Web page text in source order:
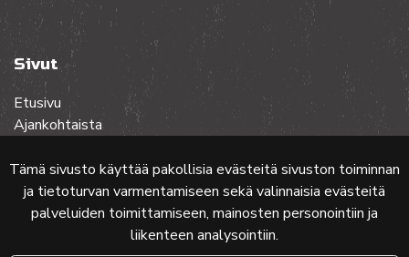
Tämä sivusto käyttää pakollisia evästeitä sivuston toiminnan
ja tietoturvan varmentamiseen sekä valinnaisia evästeitä
palveluiden toimittamiseen, mainosten personointiin ja
liikenteen analysointiin.
Sivut
Etusivu
Ajankohtaista
Lehdet
Yhteistyössä
Ota yhteyttä
Etusivun karttakuva: MML (Nimeä CC 4.0, muokattu)